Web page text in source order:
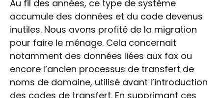
Au fil des années, ce type de système
accumule des données et du code devenus
inutiles. Nous avons profité de la migration
pour faire le ménage. Cela concernait
notamment des données liées aux fax ou
encore l’ancien processus de transfert de
noms de domaine, utilisé avant l’introduction
des codes de transfert. En supprimant ces